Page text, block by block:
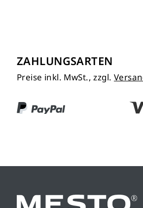
ZAHLUNGSARTEN
Preise inkl. MwSt., zzgl.